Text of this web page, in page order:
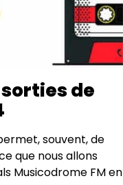
de
souvent, de
que nous allons
Musicodrome FM en